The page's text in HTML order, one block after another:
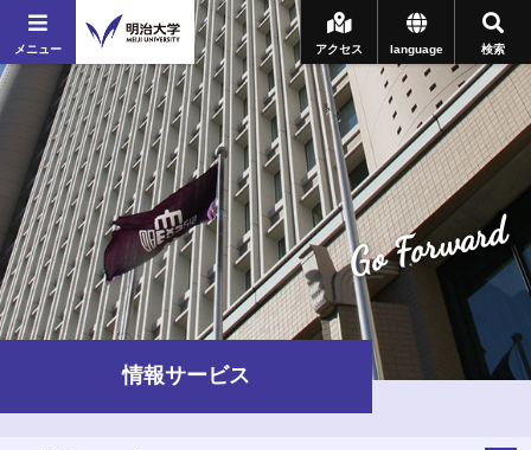
メニュー 検索
language
アクセス
Go Forward
情報サービス